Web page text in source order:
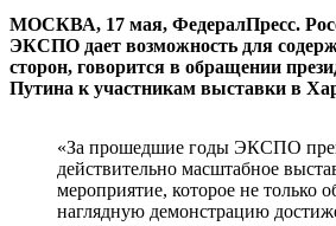
МОСКВА, 17 мая, ФедералПресс.
ЭКСПО дает возможность для
сторон, говорится в обращении
Путина к участникам выставки в
«‎За прошедшие годы ЭКСПО
действительно масштабное
мероприятие, которое не только
наглядную демонстрацию